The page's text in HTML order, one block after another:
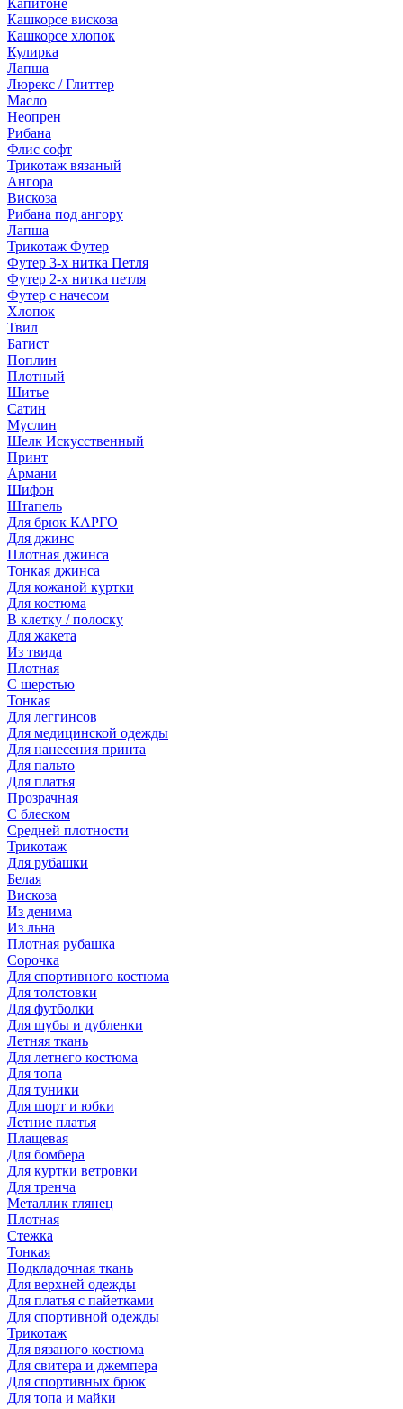
Капитоне
Кашкорсе вискоза
Кашкорсе хлопок
Кулирка
Лапша
Люрекс / Глиттер
Масло
Неопрен
Рибана
Флис софт
Трикотаж вязаный
Ангора
Вискоза
Рибана под ангору
Лапша
Трикотаж Футер
Футер 3-х нитка Петля
Футер 2-х нитка петля
Футер с начесом
Хлопок
Твил
Батист
Поплин
Плотный
Шитье
Сатин
Муслин
Шелк Искусственный
Принт
Армани
Шифон
Штапель
Для брюк КАРГО
Для джинс
Плотная джинса
Тонкая джинса
Для кожаной куртки
Для костюма
В клетку / полоску
Для жакета
Из твида
Плотная
С шерстью
Тонкая
Для леггинсов
Для медицинской одежды
Для нанесения принта
Для пальто
Для платья
Прозрачная
С блеском
Средней плотности
Трикотаж
Для рубашки
Белая
Вискоза
Из денима
Из льна
Плотная рубашка
Сорочка
Для спортивного костюма
Для толстовки
Для футболки
Для шубы и дубленки
Летняя ткань
Для летнего костюма
Для топа
Для туники
Для шорт и юбки
Летние платья
Плащевая
Для бомбера
Для куртки ветровки
Для тренча
Металлик глянец
Плотная
Стежка
Тонкая
Подкладочная ткань
Для верхней одежды
Для платья с пайетками
Для спортивной одежды
Трикотаж
Для вязаного костюма
Для свитера и джемпера
Для спортивных брюк
Для топа и майки